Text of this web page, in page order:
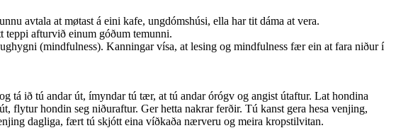
avtala at møtast á eini kafe, ungdómshúsi, ella har tit dáma at vera.
teppi afturvið einum góðum temunni.
(mindfulness). Kanningar vísa, at lesing og mindfulness fær ein at fara niður í
ið tú andar út, ímyndar tú tær, at tú andar órógv og angist útaftur. Lat hondina
hondin seg niðuraftur. Ger hetta nakrar ferðir. Tú kanst gera hesa venjing,
dagliga, fært tú skjótt eina víðkaða nærveru og meira kropstilvitan.